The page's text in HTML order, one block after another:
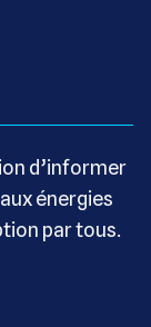
d’informer
énergies
par tous.